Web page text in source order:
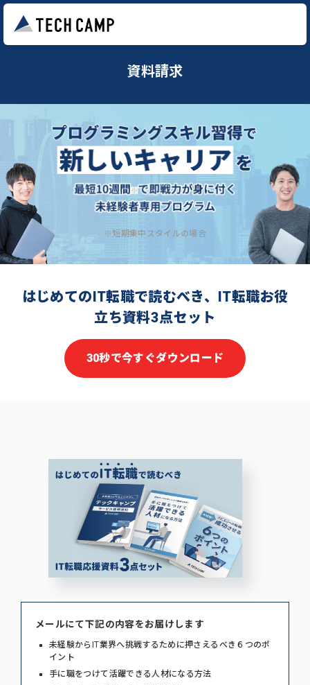
資料請求
※短期集中スタイルの場合
はじめてのIT転職で読むべき、IT転職お役
立ち資料3点セット
30秒で今すぐダウンロード
メールにて下記の内容をお届けします
未経験からIT業界へ挑戦するために押さえるべき６つのポ
イント
手に職をつけて活躍できる人材になる方法